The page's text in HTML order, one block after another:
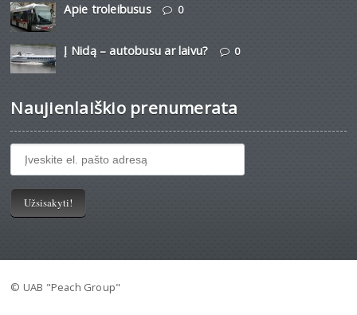
Apie troleibusus 0
Į Nidą – autobusu ar laivu? 0
Naujienlaiškio prenumerata
© UAB "Peach Group"